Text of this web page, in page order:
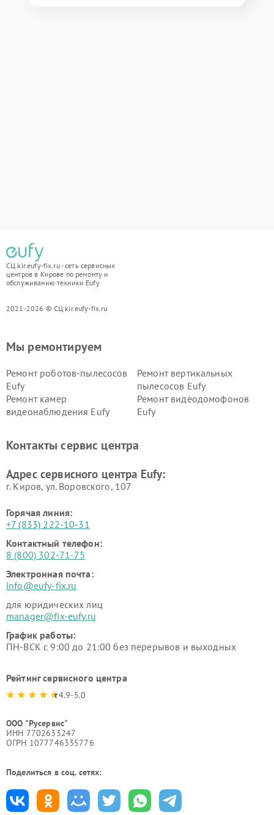
СЦ kir.eufy-fix.ru - сеть сервисных
центров в Кирове по ремонту и
обслуживанию техники Eufy
2021-2026 © СЦ kir.eufy-fix.ru
Мы ремонтируем
Ремонт роботов-пылесосов
Eufy
Ремонт вертикальных
пылесосов Eufy
Ремонт камер
видеонаблюдения Eufy
Ремонт видеодомофонов
Eufy
Контакты сервис центра
Адрес сервисного центра Eufy:
г. Киров, ул. Воровского, 107
Горячая линия:
+7 (833) 222-10-31
Контактный телефон:
8 (800) 302-71-75
Электронная почта:
info@eufy-fix.ru
для юридических лиц
manager@fix-eufy.ru
График работы:
ПН-ВСК с 9:00 до 21:00 без перерывов и выходных
Рейтинг сервисного центра
4.9-5.0
ООО "Русервис"
ИНН 7702633247
ОГРН 1077746335776
Поделиться в соц. сетях: